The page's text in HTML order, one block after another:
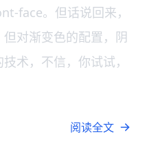
face。但话说回来，
对渐变色的配置，阴
术，不信，你试试，
阅读全文